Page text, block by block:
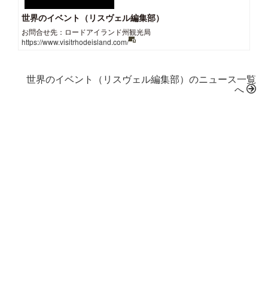
世界のイベント（リスヴェル編集部）
お問合せ先：ロードアイランド州観光局
https://www.visitrhodeisland.com/
世界のイベント（リスヴェル編集部）のニュース一覧
へ